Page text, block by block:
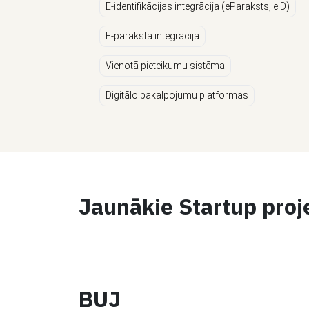
E-identifikācijas integrācija (eParaksts, eID)
E-paraksta integrācija
Vienotā pieteikumu sistēma
Digitālo pakalpojumu platformas
Jaunākie Startup
BUJ